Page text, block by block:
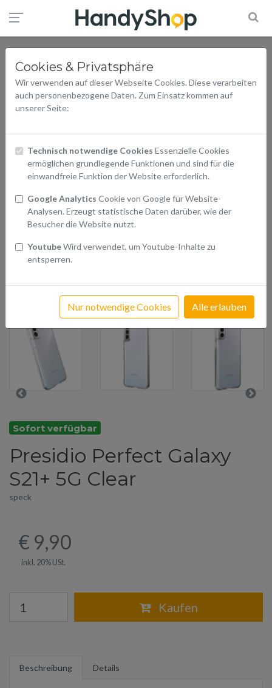
Cookies & Privatsphäre
Wir verwenden auf dieser Webseite Cookies. Diese verarbeiten
auch personenbezogene Daten. Zum Einsatz kommen auf
unserer Seite:
Technisch notwendige Cookies Essenzielle Cookies
ermöglichen grundlegende Funktionen und sind für die
einwandfreie Funktion der Website erforderlich.
Google Analytics Cookie von Google für Website-
Analysen. Erzeugt statistische Daten darüber, wie der
Besucher die Website nutzt.
YoutubeWird verwendet, um Youtube-Inhalte zu
entsperren.
Nur notwendige Cookies Alle erlauben
Sofort verfügbar
Presidio Perfect Galaxy
S21+ 5G Clear
speck
€ 9,90
inkl. 20% USt.
Kaufen
Beschreibung Details